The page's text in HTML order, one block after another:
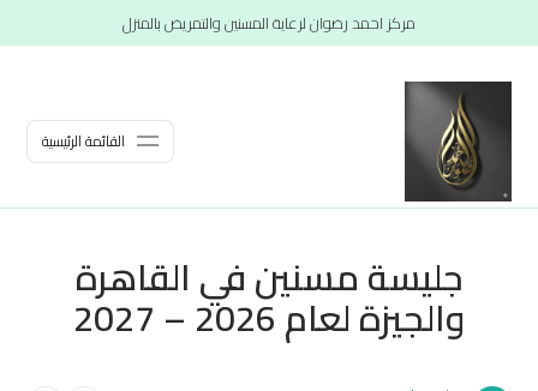
مركز احمد رضوان لرعاية المسنين والتمريض بالمنزل
القائمة الرئيسية
جليسة مسنين في القاهرة
والجيزة لعام 2026 – 2027